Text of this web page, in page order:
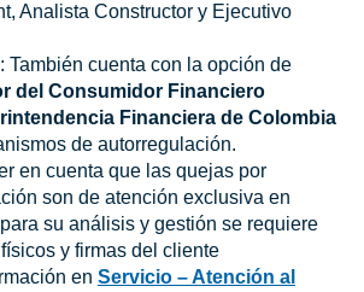
Analista Constructor y Ejecutivo
: También cuenta con la opción de
del Consumidor Financiero
Financiera de Colombia
de autorregulación.
en cuenta que las quejas por
son de atención exclusiva en
su análisis y gestión se requiere
y firmas del cliente
en Servicio – Atención al